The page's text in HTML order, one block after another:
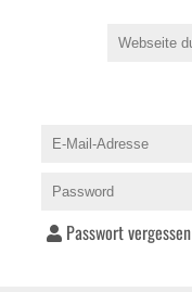
Passwort vergessen